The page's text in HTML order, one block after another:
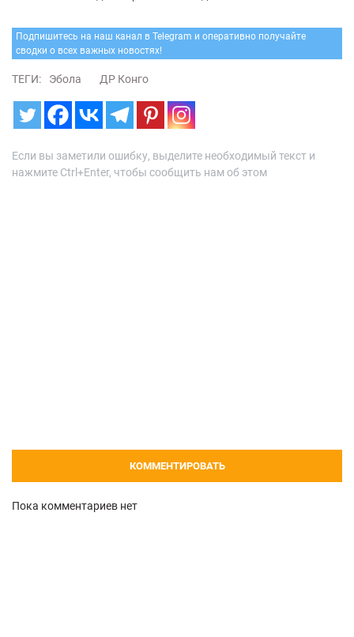
Подпишитесь на наш канал в Telegram и оперативно получайте
сводки о всех важных новостях!
ТЕГИ: Эбола ДР Конго
Если вы заметили ошибку, выделите необходимый текст и
нажмите Ctrl+Enter, чтобы сообщить нам об этом
КОММЕНТИРОВАТЬ
Пока комментариев нет